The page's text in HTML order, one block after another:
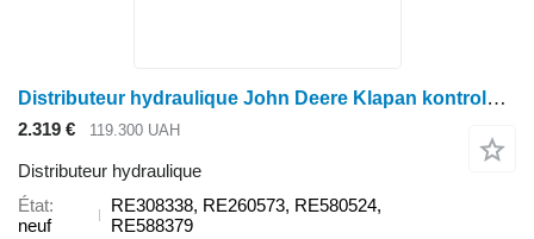
Distributeur hydraulique John Deere Klapan kontrolnyi selektyvnyi zadnii RE308338 pour tracteur à roues John Deere
2.319 € 119.300 UAH
Distributeur hydraulique
État
neuf
RE308338, RE260573, RE580524,
RE588379